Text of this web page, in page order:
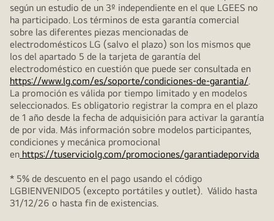
según un estudio de un 3º independiente en el que LGEES no
ha participado. Los términos de esta garantía comercial
sobre las diferentes piezas mencionadas de
electrodomésticos LG (salvo el plazo) son los mismos que
los del apartado 5 de la tarjeta de garantía del
electrodoméstico en cuestión que puede ser consultada en
https://www.lg.com/es/soporte/condiciones-de-garantia/.
La promoción es válida por tiempo limitado y en modelos
seleccionados. Es obligatorio registrar la compra en el plazo
de 1 año desde la fecha de adquisición para activar la garantía
de por vida. Más información sobre modelos participantes,
condiciones y mecánica promocional
en https://tuserviciolg.com/promociones/garantiadeporvida
* 5% de descuento en el pago usando el código
LGBIENVENIDO5 (excepto portátiles y outlet). Válido hasta
31/12/26 o hasta fin de existencias.